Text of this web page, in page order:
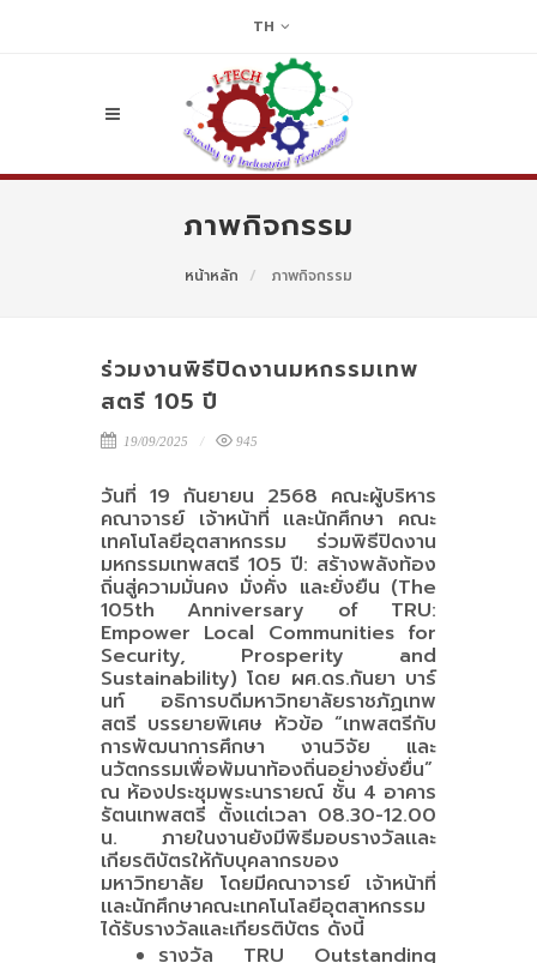
TH
ภาพกิจกรรม
หน้าหลัก ภาพกิจกรรม
ร่วมงานพิธีปิดงานมหกรรมเทพ
สตรี 105 ปี
19/09/2025 945
วันที่ 19 กันยายน 2568 คณะผู้บริหาร
คณาจารย์ เจ้าหน้าที่ เเละนักศึกษา คณะ
เทคโนโลยีอุตสาหกรรม ร่วมพิธีปิดงาน
มหกรรมเทพสตรี 105 ปี: สร้างพลังท้อง
ถิ่นสู่ความมั่นคง มั่งคั่ง และยั่งยืน (The
105th Anniversary of TRU:
Empower Local Communities for
Security, Prosperity and
Sustainability) โดย ผศ.ดร.กันยา บาร์
นท์ อธิการบดีมหาวิทยาลัยราชภัฏเทพ
สตรี บรรยายพิเศษ หัวข้อ “เทพสตรีกับ
การพัฒนาการศึกษา งานวิจัย และ
นวัตกรรมเพื่อพัมนาท้องถิ่นอย่างยั่งยื่น”
ณ ห้องประชุมพระนารายณ์ ชั้น 4 อาคาร
รัตนเทพสตรี ตั้งเเต่เวลา 08.30-12.00
น. ภายในงานยังมีพิธีมอบรางวัลเเละ
เกียรติบัตรให้กับบุคลากรของ
มหาวิทยาลัย โดยมีคณาจารย์ เจ้าหน้าที่
เเละนักศึกษาคณะเทคโนโลยีอุตสาหกรรม
ได้รับรางวัลและเกียรติบัตร ดังนี้
รางวัล TRU Outstanding